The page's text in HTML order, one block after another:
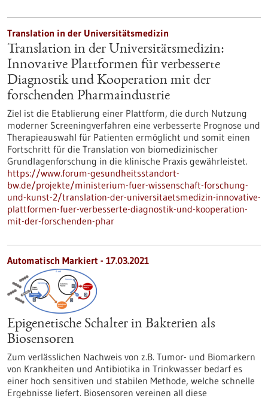
Translation in der Universitätsmedizin
Translation in der Universitätsmedizin:
Innovative Plattformen für verbesserte
Diagnostik und Kooperation mit der
forschenden Pharmaindustrie
Ziel ist die Etablierung einer Plattform, die durch Nutzung
moderner Screeningverfahren eine verbesserte Prognose und
Therapieauswahl für Patienten ermöglicht und somit einen
Fortschritt für die Translation von biomedizinischer
Grundlagenforschung in die klinische Praxis gewährleistet.
https://www.forum-gesundheitsstandort-
bw.de/projekte/ministerium-fuer-wissenschaft-forschung-
und-kunst-2/translation-der-universitaetsmedizin-innovative-
plattformen-fuer-verbesserte-diagnostik-und-kooperation-
mit-der-forschenden-phar
Automatisch Markiert - 17.03.2021
Epigenetische Schalter in Bakterien als
Biosensoren
Zum verlässlichen Nachweis von z.B. Tumor- und Biomarkern
von Krankheiten und Antibiotika in Trinkwasser bedarf es
einer hoch sensitiven und stabilen Methode, welche schnelle
Ergebnisse liefert. Biosensoren vereinen all diese